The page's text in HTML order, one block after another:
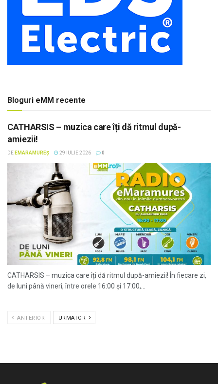
Bloguri eMM recente
CATHARSIS – muzica care îți dă ritmul după-
amiezii!
DE EMARAMUREȘ 29 IULIE 2026 0
CATHARSIS – muzica care îți dă ritmul după-amiezii! În fiecare zi,
de luni până vineri, între orele 16:00 și 17:00,...
ANTERIOR URMATOR